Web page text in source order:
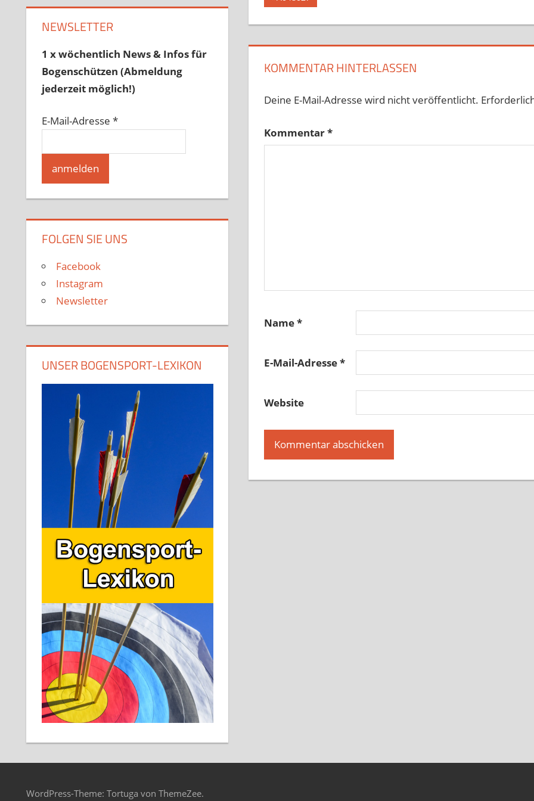
Beitrag:
KOMMENTAR HINTERLASSEN
Deine E-Mail-Adresse wird nicht veröffentlicht.
Kommentar*
Name*
E-Mail-Adresse*
Website
NEWSLETTER
1 x wöchentlich News & Infos für
Bogenschützen (Abmeldung
jederzeit möglich!)
E-Mail-Adresse *
FOLGEN SIE UNS
Facebook
Instagram
Newsletter
UNSER BOGENSPORT-LEXIKON
WordPress-Theme: Tortuga von ThemeZee.